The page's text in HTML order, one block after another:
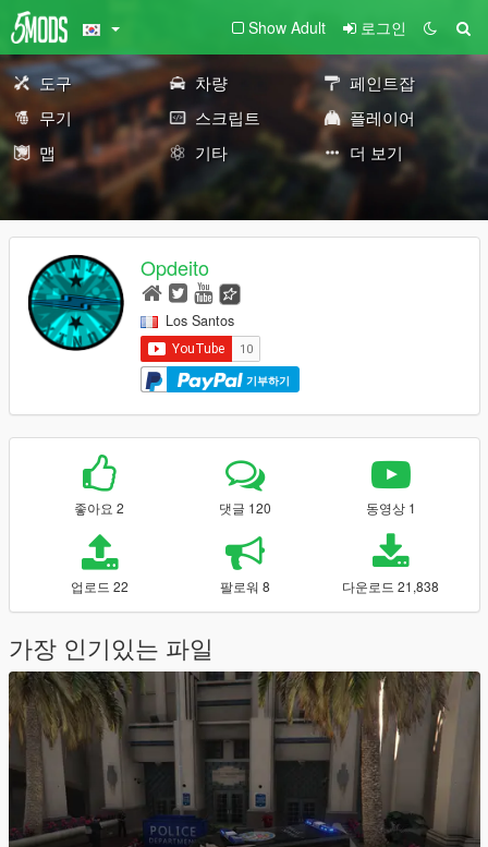
Show Adult 로그인
도구 차량
페인트잡
무기
스크립트
플레이어
맵
기타 더 보기
Opdeito
Los Santos
기부하기
좋아요 2 댓글 120 동영상 1
업로드 22 팔로워 8 다운로드 21,838
가장 인기있는 파일